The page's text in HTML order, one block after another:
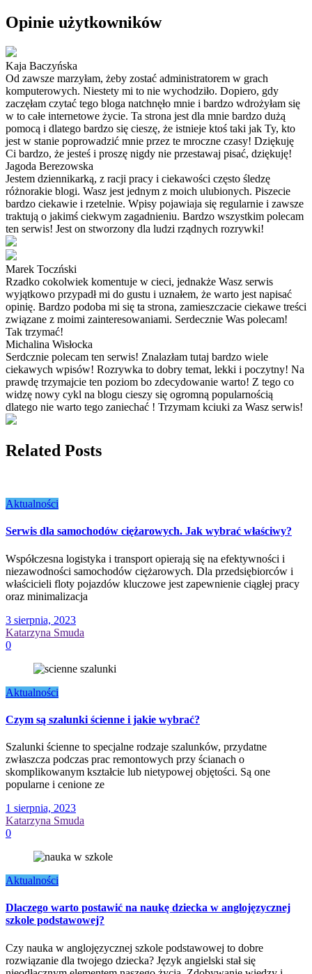
Opinie użytkowników
Kaja Baczyńska
Od zawsze marzyłam, żeby zostać administratorem w grach
komputerowych. Niestety mi to nie wychodziło. Dopiero, gdy
zaczęłam czytać tego bloga natchnęło mnie i bardzo wdrożyłam się
w to całe internetowe życie. Ta strona jest dla mnie bardzo dużą
pomocą i dlatego bardzo się cieszę, że istnieje ktoś taki jak Ty, kto
jest w stanie poprowadzić mnie przez te mroczne czasy! Dziękuję
Ci bardzo, że jesteś i proszę nigdy nie przestawaj pisać, dziękuję!
Jagoda Berezowska
Jestem dziennikarką, z racji pracy i ciekawości często śledzę
różnorakie blogi. Wasz jest jednym z moich ulubionych. Piszecie
bardzo ciekawie i rzetelnie. Wpisy pojawiaja się regularnie i zawsze
traktują o jakimś ciekwym zagadnieniu. Bardzo wszystkim polecam
ten serwis! Jest on stworzony dla ludzi rządnych rozrywki!
Marek Toczński
Rzadko cokolwiek komentuje w cieci, jednakże Wasz serwis
wyjątkowo przypadł mi do gustu i uznałem, że warto jest napisać
opinię. Bardzo podoba mi się ta strona, zamieszczacie ciekawe treści
związane z moimi zainteresowaniami. Serdecznie Was polecam!
Tak trzymać!
Michalina Wisłocka
Serdcznie polecam ten serwis! Znalazłam tutaj bardzo wiele
ciekawych wpisów! Rozrywka to dobry temat, lekki i poczytny! Na
prawdę trzymajcie ten poziom bo zdecydowanie warto! Z tego co
widzę nowy cykl na blogu cieszy się ogromną popularnością
dlatego nie warto tego zaniechać ! Trzymam kciuki za Wasz serwis!
Related Posts
Aktualności
Serwis dla samochodów ciężarowych. Jak wybrać właściwy?
Współczesna logistyka i transport opierają się na efektywności i
niezawodności samochodów ciężarowych. Dla przedsiębiorców i
właścicieli floty pojazdów kluczowe jest zapewnienie ciągłej pracy
oraz minimalizacja
3 sierpnia, 2023
Katarzyna Smuda
0
Aktualności
Czym są szalunki ścienne i jakie wybrać?
Szalunki ścienne to specjalne rodzaje szalunków, przydatne
zwłaszcza podczas prac remontowych przy ścianach o
skomplikowanym kształcie lub nietypowej objętości. Są one
popularne i cenione ze
1 sierpnia, 2023
Katarzyna Smuda
0
Aktualności
Dlaczego warto postawić na naukę dziecka w anglojęzycznej
szkole podstawowej?
Czy nauka w anglojęzycznej szkole podstawowej to dobre
rozwiązanie dla twojego dziecka? Język angielski stał się